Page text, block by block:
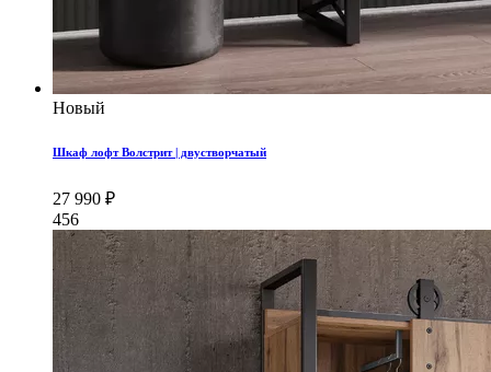
Новый
Шкаф лофт Волстрит | двустворчатый
27 990 ₽
456